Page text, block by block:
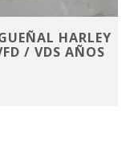
HARLEY
/ VDS AÑOS